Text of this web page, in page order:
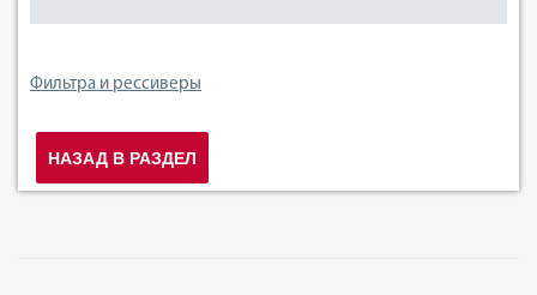
Фильтра и рессиверы
НАЗАД В РАЗДЕЛ